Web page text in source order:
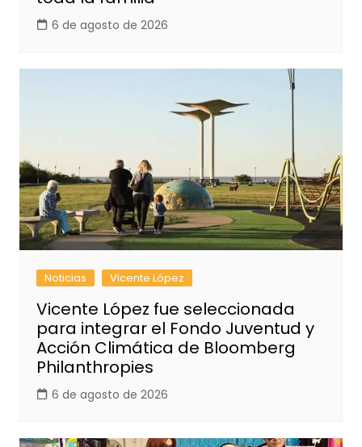
6 de agosto de 2026
Noticias Vicente López
Vicente López fue seleccionada
para integrar el Fondo Juventud y
Acción Climática de Bloomberg
Philanthropies
6 de agosto de 2026